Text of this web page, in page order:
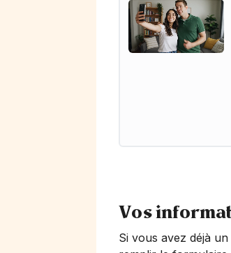
Vos
Si vous avez déjà